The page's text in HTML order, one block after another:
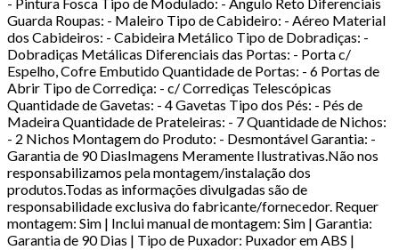
Guarda Roupas: - Maleiro Tipo de Cabideiro: - Aéreo Material
dos Cabideiros: - Cabideira Metálico Tipo de Dobradiças: -
Dobradiças Metálicas Diferenciais das Portas: - Porta c/
Espelho, Cofre Embutido Quantidade de Portas: - 6 Portas de
Abrir Tipo de Corrediça: - c/ Corrediças Telescópicas
Quantidade de Gavetas: - 4 Gavetas Tipo dos Pés: - Pés de
Madeira Quantidade de Prateleiras: - 7 Quantidade de Nichos:
- 2 Nichos Montagem do Produto: - Desmontável Garantia: -
Garantia de 90 DiasImagens Meramente Ilustrativas.Não nos
responsabilizamos pela montagem/instalação dos
produtos.Todas as informações divulgadas são de
responsabilidade exclusiva do fabricante/fornecedor. Requer
montagem: Sim | Inclui manual de montagem: Sim | Garantia:
Garantia de 90 Dias | Tipo de Puxador: Puxador em ABS |